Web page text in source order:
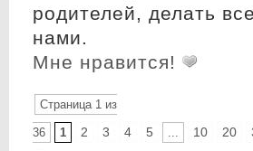
родителей, делать
нами.
Мне нравится!
Страница 1 из
36 1 2 3 4 5 10 20